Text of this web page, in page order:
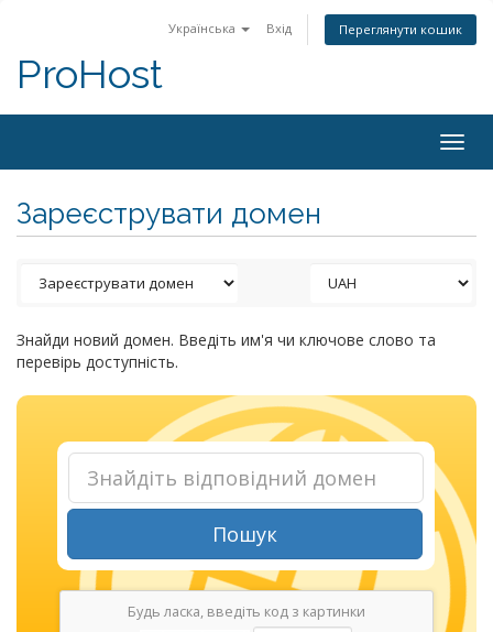
Українська Вхід Переглянути кошик
ProHost
Зареєструвати домен
Знайди новий домен. Введіть им'я чи ключове слово та
перевірь доступність.
Пошук
Будь ласка, введіть код з картинки